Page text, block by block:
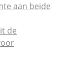
aan beide
de